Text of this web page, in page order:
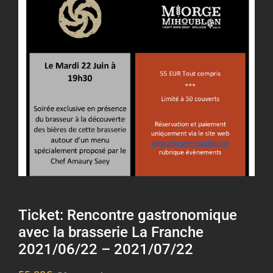
Ticket: Rencontre gastronomique
avec la brasserie La Franche
2021/06/22 – 2021/07/22